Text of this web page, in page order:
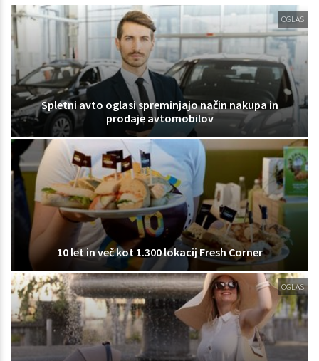
OGLAS
Spletni avto oglasi spreminjajo način nakupa in
prodaje avtomobilov
10 let in več kot 1.300 lokacij Fresh Corner
OGLAS